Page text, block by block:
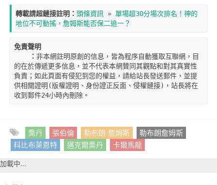
轉載請超鏈接註明： 頭條資訊 » 單場超30分場次排名！神的
地位不可動搖，詹姆斯能否保二追一？
免責聲明
    ：
非本網註明原創的信息，皆為程序自動獲取互聯網，目
的在於傳遞更多信息，並不代表本網贊同其觀點和對其真實性
負責；如此頁面有侵犯到您的權益，請給站長發送郵件，並提
供相關證明(版權證明、身份證正反面、侵權鏈接)，站長將在
收到郵件24小時內刪除。
喬丹 張伯倫 勒布朗-詹姆斯
勒布朗詹姆斯
科比布萊恩特
邁克爾喬丹 卡爾馬龍
加載中...